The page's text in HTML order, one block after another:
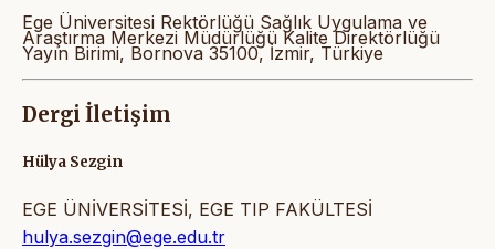
Ege Üniversitesi Rektörlüğü Sağlık Uygulama ve
Araştırma Merkezi Müdürlüğü Kalite Direktörlüğü
Yayın Birimi, Bornova 35100, İzmir, Türkiye
Dergi İletişim
Hülya Sezgin
EGE ÜNİVERSİTESİ, EGE TIP FAKÜLTESİ
hulya.sezgin@ege.edu.tr